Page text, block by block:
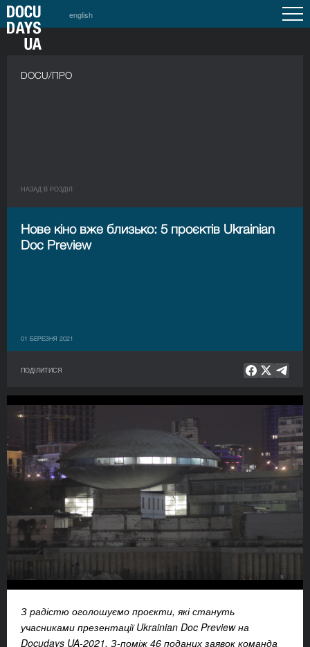
english
DOCU/ПРО
НАЗАД В РОЗДIЛ
Нове кіно вже близько: 5 проєктів Ukrainian
Doc Preview
01 БЕРЕЗНЯ 2021
ПОДІЛИТИСЯ
З радістю оголошуємо проєкти, які стануть
учасниками презентації Ukrainian Doc Preview на
Docudays UA-2021. З-поміж 46 поданих заявок команда